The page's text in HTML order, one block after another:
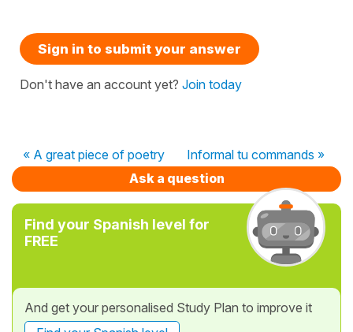
Sign in to submit your answer
Don't have an account yet? Join today
« A great piece of poetry
Informal tu commands »
Ask a question
Find your Spanish level for
FREE
And get your personalised Study Plan to improve it